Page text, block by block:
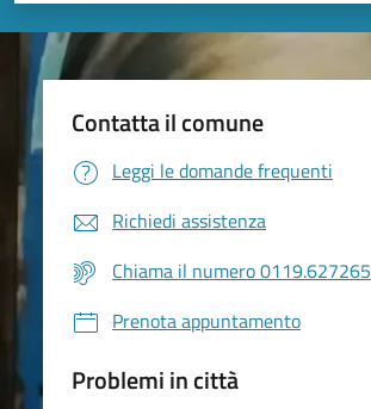
Contatta il comune
Leggi le domande frequenti
Richiedi assistenza
Chiama il numero 0119.627265
Prenota appuntamento
Problemi in città